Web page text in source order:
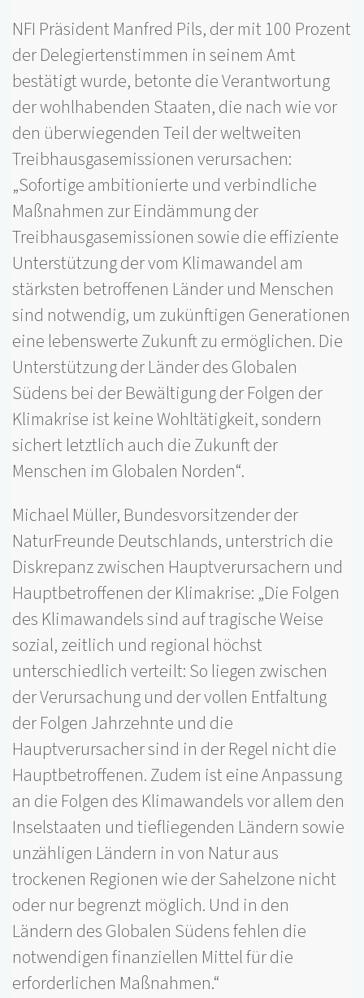
NFI Präsident Manfred Pils, der mit 100 Prozent
der Delegiertenstimmen in seinem Amt
bestätigt wurde, betonte die Verantwortung
der wohlhabenden Staaten, die nach wie vor
den überwiegenden Teil der weltweiten
Treibhausgasemissionen verursachen:
„Sofortige ambitionierte und verbindliche
Maßnahmen zur Eindämmung der
Treibhausgasemissionen sowie die effiziente
Unterstützung der vom Klimawandel am
stärksten betroffenen Länder und Menschen
sind notwendig, um zukünftigen Generationen
eine lebenswerte Zukunft zu ermöglichen. Die
Unterstützung der Länder des Globalen
Südens bei der Bewältigung der Folgen der
Klimakrise ist keine Wohltätigkeit, sondern
sichert letztlich auch die Zukunft der
Menschen im Globalen Norden“.
Michael Müller, Bundesvorsitzender der
NaturFreunde Deutschlands, unterstrich die
Diskrepanz zwischen Hauptverursachern und
Hauptbetroffenen der Klimakrise: „Die Folgen
des Klimawandels sind auf tragische Weise
sozial, zeitlich und regional höchst
unterschiedlich verteilt: So liegen zwischen
der Verursachung und der vollen Entfaltung
der Folgen Jahrzehnte und die
Hauptverursacher sind in der Regel nicht die
Hauptbetroffenen. Zudem ist eine Anpassung
an die Folgen des Klimawandels vor allem den
Inselstaaten und tiefliegenden Ländern sowie
unzähligen Ländern in von Natur aus
trockenen Regionen wie der Sahelzone nicht
oder nur begrenzt möglich. Und in den
Ländern des Globalen Südens fehlen die
notwendigen finanziellen Mittel für die
erforderlichen Maßnahmen.“